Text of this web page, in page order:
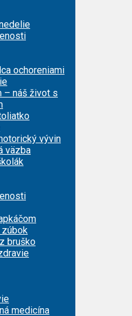
ochoreniami
– náš život s
vývin
väzba
zúbok
bruško
medicína